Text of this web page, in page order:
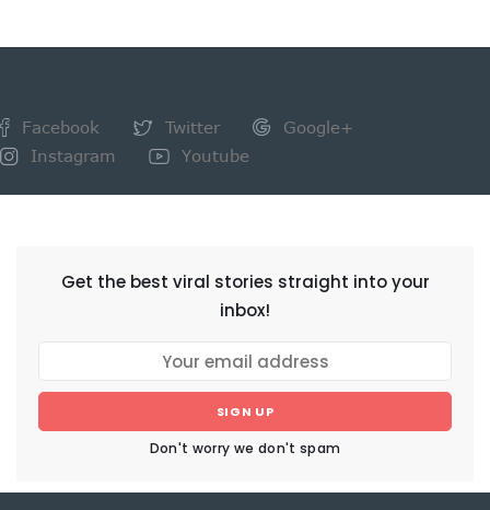
Facebook Twitter
Google+
Instagram
Youtube
Get the best viral stories straight into your
inbox!
SIGN UP
Don't worry we don't spam